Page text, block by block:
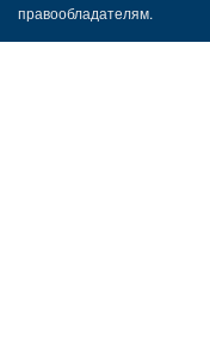
правообладателям.